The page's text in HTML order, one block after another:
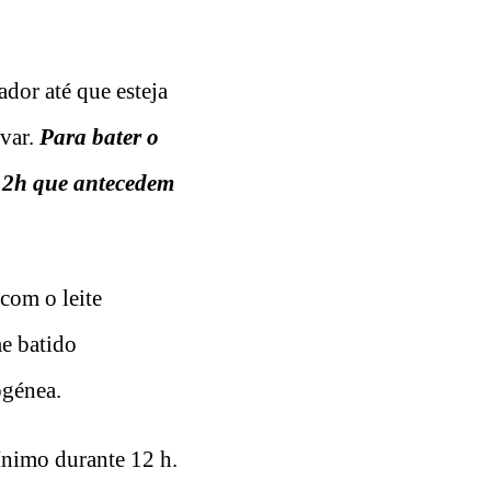
até que esteja
Para bater o
que antecedem
o leite
batido
durante 12 h.